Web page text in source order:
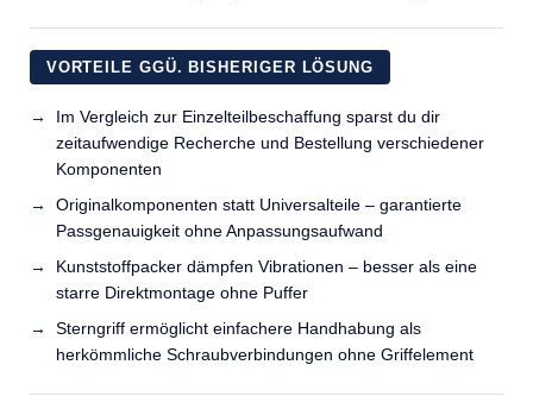
VORTEILE GGÜ. BISHERIGER LÖSUNG
Im Vergleich zur Einzelteilbeschaffung sparst du dir
zeitaufwendige Recherche und Bestellung verschiedener
Komponenten
Originalkomponenten statt Universalteile – garantierte
Passgenauigkeit ohne Anpassungsaufwand
Kunststoffpacker dämpfen Vibrationen – besser als eine
starre Direktmontage ohne Puffer
Sterngriff ermöglicht einfachere Handhabung als
herkömmliche Schraubverbindungen ohne Griffelement